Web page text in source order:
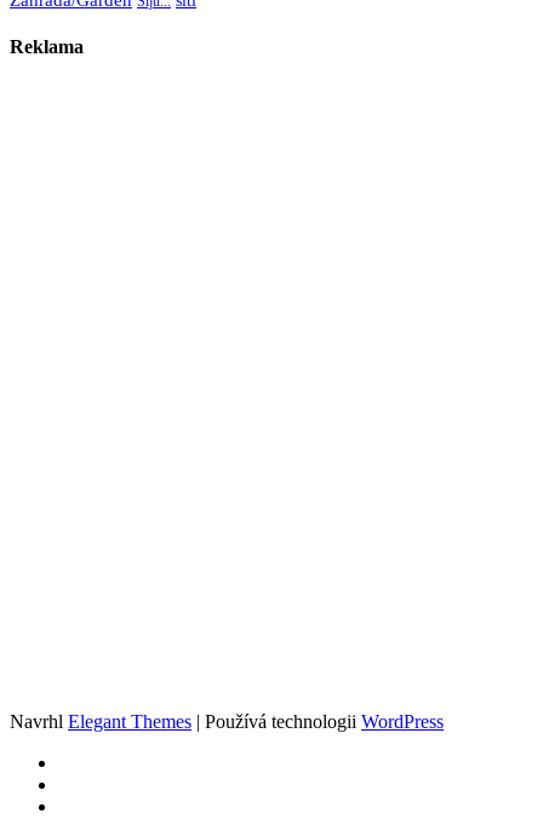
Reklama
Navrhl Elegant Themes | Používá technologii WordPress